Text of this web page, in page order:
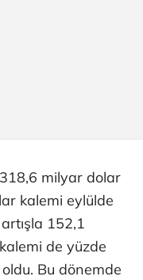
milyar dolar
kalemi eylülde
152,1
de yüzde
Bu dönemde